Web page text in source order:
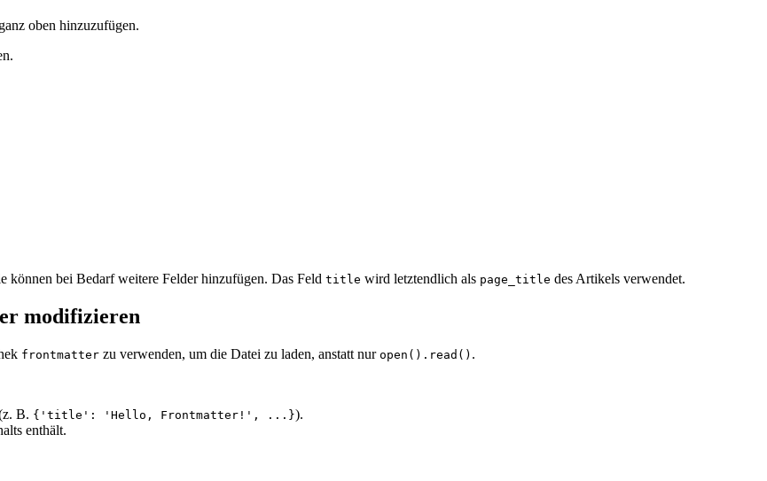
oben hinzuzufügen.
können bei Bedarf weitere Felder hinzufügen. Das Feld title wird letztendlich als page_title des Artikels verwendet.
modifizieren
frontmatter zu verwenden, um die Datei zu laden, anstatt nur open().read() .
B. {'title': 'Hello, Frontmatter!', ...}).
enthält.